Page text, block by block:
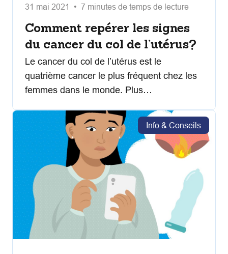
31 mai 2021 • 7 minutes de temps de lecture
Comment repérer les signes
du cancer du col de l’utérus?
Le cancer du col de l’utérus est le
quatrième cancer le plus fréquent chez les
femmes dans le monde. Plus…
Info & Conseils